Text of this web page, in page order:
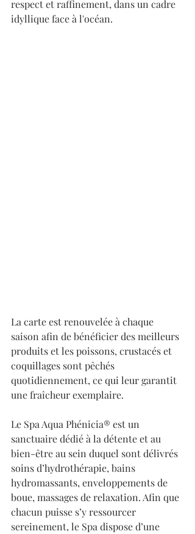
respect et raffinement, dans un cadre
idyllique face à l'océan.
La carte est renouvelée à chaque
saison afin de bénéficier des meilleurs
produits et les poissons, crustacés et
coquillages sont pêchés
quotidiennement, ce qui leur garantit
une fraîcheur exemplaire.
Le Spa Aqua Phénicia® est un
sanctuaire dédié à la détente et au
bien-être au sein duquel sont délivrés
soins d’hydrothérapie, bains
hydromassants, enveloppements de
boue, massages de relaxation. Afin que
chacun puisse s’y ressourcer
sereinement, le Spa dispose d’une